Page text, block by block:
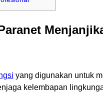
yang digunakan untuk
kelembapan